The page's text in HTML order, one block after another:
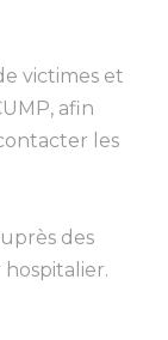
victimes et
afin
les
des